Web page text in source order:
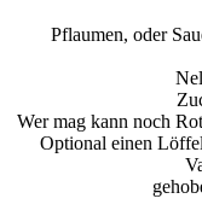
Pflaumen, oder
Wer mag kann noch
Optional einen